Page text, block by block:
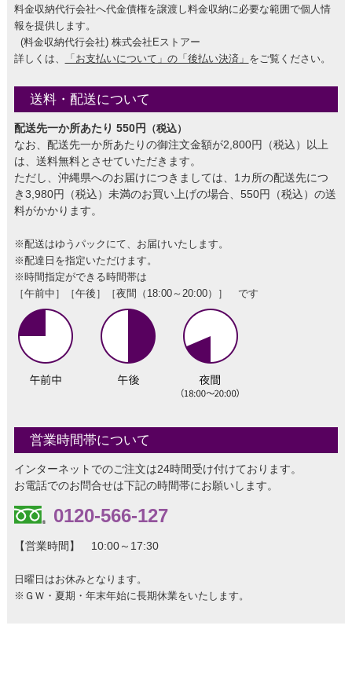
料金収納代行会社へ代金債権を譲渡し料金収納に必要な範囲で個人情
報を提供します。
(料金収納代行会社) 株式会社Eストアー
詳しくは、
「お支払いについて」の「後払い決済」 をご覧ください。
送料・配送について
配送先一か所あたり 550円 （税込）
なお、配送先一か所あたりの御注文金額が2,800円（税込）以上
は、送料無料とさせていただきます。
ただし、沖縄県へのお届けにつきましては、1カ所の配送先につ
き3,980円（税込）未満のお買い上げの場合、550円（税込）の送
料がかかります。
※配送はゆうパックにて、お届けいたします。
※配達日を指定いただけます。
※時間指定ができる時間帯は
［午前中］［午後］［夜間（18:00～20:00）］ です
営業時間帯について
インターネットでのご注文は24時間受け付けております。
お電話でのお問合せは下記の時間帯にお願いします。
0120-566-127
【営業時間】 10:00～17:30
日曜日はお休みとなります。
※ＧＷ・夏期・年末年始に長期休業をいたします。